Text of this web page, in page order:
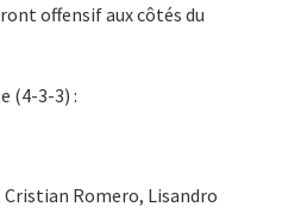
offensif aux côtés du
(4-3-3) :
Romero, Lisandro